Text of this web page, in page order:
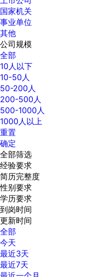
国家机关
事业单位
其他
公司规模
全部
10人以下
10-50人
50-200人
200-500人
500-1000人
1000人以上
重置
确定
全部筛选
经验要求
简历完整度
性别要求
学历要求
到岗时间
更新时间
全部
今天
最近3天
最近7天